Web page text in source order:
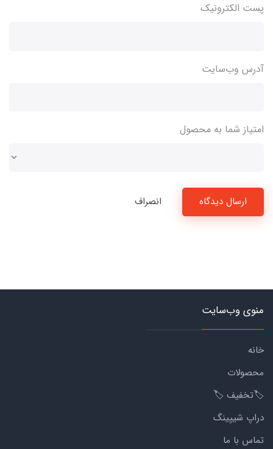
پست الکترونیک
آدرس وب‌سایت
امتیاز شما به محصول
ارسال دیدگاه انصراف
منوی وب‌سایت
خانه
محصولات
🏷️تخفیف 🏷️
دراپ شیپینگ
تماس با ما